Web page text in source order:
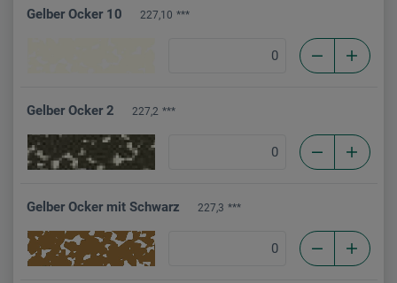
Gelber Ocker 10 227,10 ***
Gelber Ocker 2 227,2 ***
Gelber Ocker mit Schwarz 227,3 ***